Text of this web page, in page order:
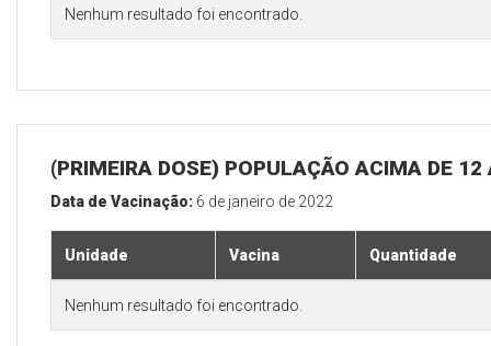
Nenhum resultado foi encontrado.
(PRIMEIRA DOSE) POPULAÇÃO ACIMA DE 12
Data de Vacinação: 6 de janeiro de 2022
Unidade Vacina Quantidade
Nenhum resultado foi encontrado.